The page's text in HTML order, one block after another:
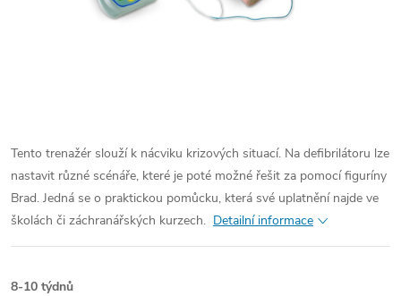
Tento trenažér slouží k nácviku krizových situací. Na defibrilátoru lze
nastavit různé scénáře, které je poté možné řešit za pomocí figuríny
Brad. Jedná se o praktickou pomůcku, která své uplatnění najde ve
školách či záchranářských kurzech. Detailní informace
8-10 týdnů